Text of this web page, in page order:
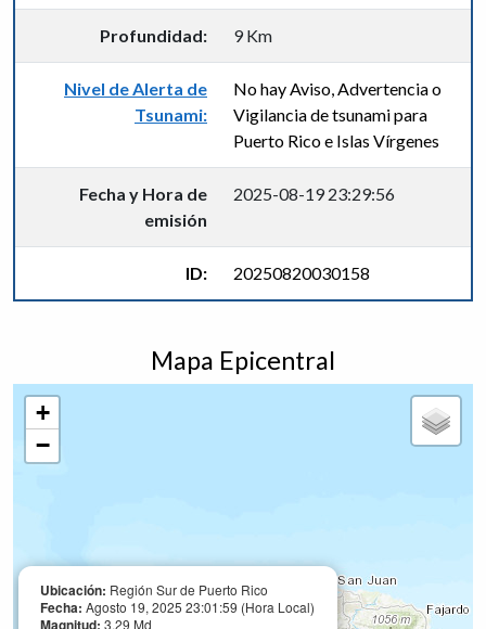
Profundidad: 9 Km
Nivel de Alerta de
Tsunami:
No hay Aviso, Advertencia o
Vigilancia de tsunami para
Puerto Rico e Islas Vírgenes
Fecha y Hora de
emisión
2025-08-19 23:29:56
ID: 20250820030158
Mapa Epicentral
Ubicación: Región Sur de Puerto Rico
Fecha: Agosto 19, 2025 23:01:59 (Hora Local)
Magnitud: 3.29 Md
+
−